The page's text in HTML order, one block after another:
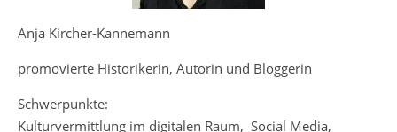
Anja Kircher-Kannemann
promovierte Historikerin, Autorin und Bloggerin
Schwerpunkte:
Kulturvermittlung im digitalen Raum, Social Media,